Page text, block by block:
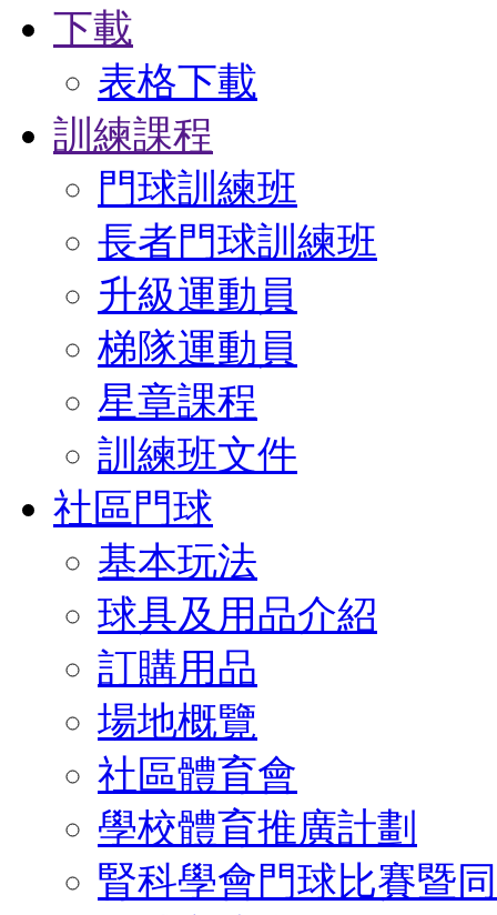
下載
表格下載
訓練課程
門球訓練班
長者門球訓練班
升級運動員
梯隊運動員
星章課程
訓練班文件
社區門球
基本玩法
球具及用品介紹
訂購用品
場地概覽
社區體育會
學校體育推廣計劃
腎科學會門球比賽暨